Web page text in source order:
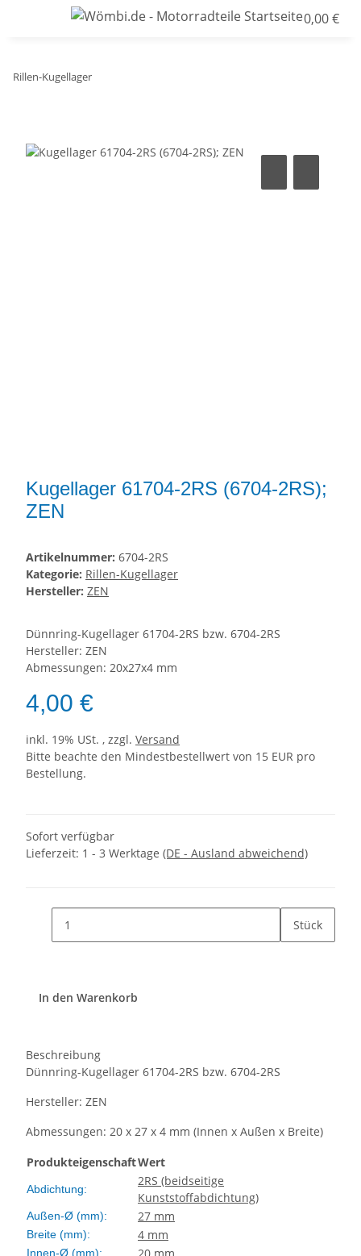
0,00 €
Rillen-Kugellager
Kugellager 61704-2RS (6704-2RS);
ZEN
Artikelnummer: 6704-2RS
Kategorie: Rillen-Kugellager
Hersteller: ZEN
Dünnring-Kugellager 61704-2RS bzw. 6704-2RS
Hersteller: ZEN
Abmessungen: 20x27x4 mm
4,00 €
inkl. 19% USt. , zzgl. Versand
Bitte beachte den Mindestbestellwert von 15 EUR pro
Bestellung.
Sofort verfügbar
Lieferzeit: 1 - 3 Werktage (DE - Ausland abweichend)
Stück
In den Warenkorb
Beschreibung
Dünnring-Kugellager 61704-2RS bzw. 6704-2RS
Hersteller: ZEN
Abmessungen: 20 x 27 x 4 mm (Innen x Außen x Breite)
ProdukteigenschaftWert
Abdichtung:
2RS (beidseitige
Kunststoffabdichtung)
Außen-Ø (mm): 27 mm
Breite (mm): 4 mm
Innen-Ø (mm):